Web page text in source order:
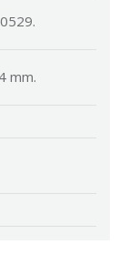
mm.